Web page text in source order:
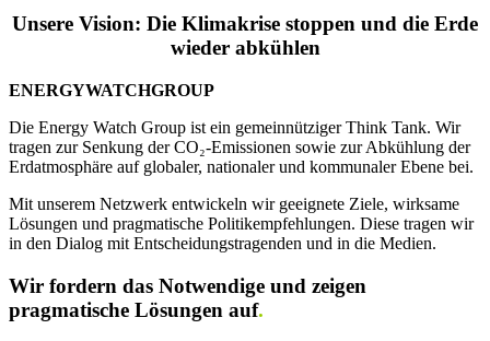
Unsere Vision: Die Klimakrise stoppen und die Erde
wieder abkühlen
ENERGYWATCHGROUP
Die Energy Watch Group ist ein gemeinnütziger Think Tank. Wir
tragen zur Senkung der CO₂-Emissionen sowie zur Abkühlung der
Erdatmosphäre auf globaler, nationaler und kommunaler Ebene bei.
Mit unserem Netzwerk entwickeln wir geeignete Ziele, wirksame
Lösungen und pragmatische Politikempfehlungen. Diese tragen wir
in den Dialog mit Entscheidungstragenden und in die Medien.
Wir fordern das Notwendige und zeigen
pragmatische Lösungen auf.